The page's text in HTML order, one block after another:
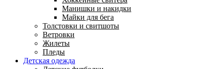
Манишки и накидки
Майки для бега
Толстовки и свитшоты
Ветровки
Жилеты
Пледы
Детская одежда